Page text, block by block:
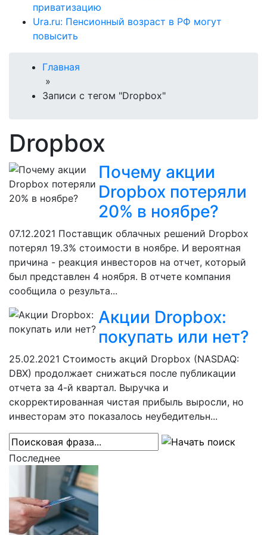
приватизацию
Ura.ru: Пенсионный возраст в РФ могут
повысить
Главная
»
Записи с тегом "Dropbox"
Dropbox
Почему акции
Dropbox потеряли
20% в ноябре?
07.12.2021 Поставщик облачных решений Dropbox
потерял 19.3% стоимости в ноябре. И вероятная
причина - реакция инвесторов на отчет, который
был представлен 4 ноября. В отчете компания
сообщила о результа...
Акции Dropbox:
покупать или нет?
25.02.2021 Стоимость акций Dropbox (NASDAQ:
DBX) продолжает снижаться после публикации
отчета за 4-й квартал. Выручка и
скорректированная чистая прибыль выросли, но
инвесторам это показалось неубедительн...
Последнее